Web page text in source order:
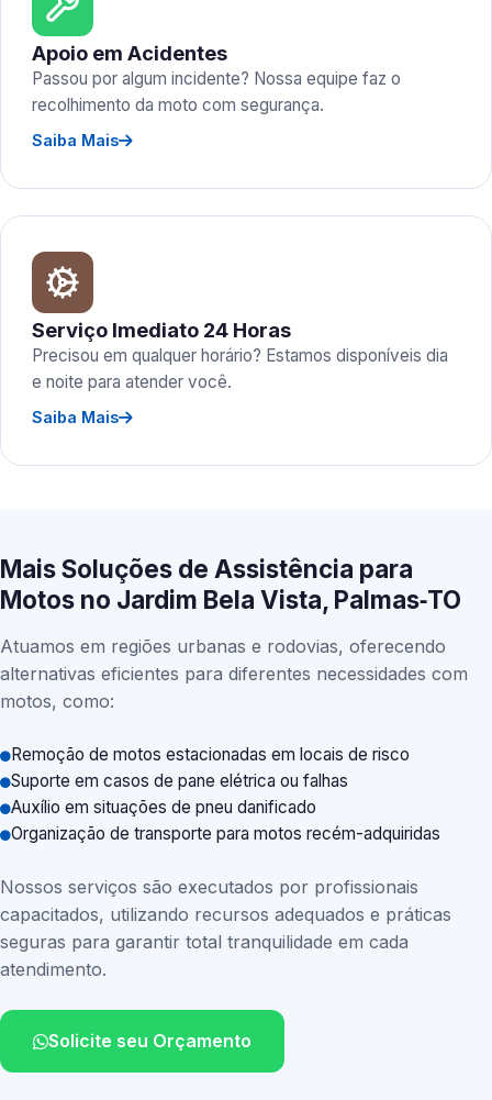
Apoio em Acidentes
Passou por algum incidente? Nossa equipe faz o
recolhimento da moto com segurança.
Saiba Mais
Serviço Imediato 24 Horas
Precisou em qualquer horário? Estamos disponíveis dia
e noite para atender você.
Saiba Mais
Mais Soluções de Assistência para
Motos no Jardim Bela Vista, Palmas‑TO
Atuamos em regiões urbanas e rodovias, oferecendo
alternativas eficientes para diferentes necessidades com
motos, como:
Remoção de motos estacionadas em locais de risco
Suporte em casos de pane elétrica ou falhas
Auxílio em situações de pneu danificado
Organização de transporte para motos recém-adquiridas
Nossos serviços são executados por profissionais
capacitados, utilizando recursos adequados e práticas
seguras para garantir total tranquilidade em cada
atendimento.
Solicite seu Orçamento